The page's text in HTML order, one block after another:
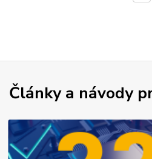
Články a návody